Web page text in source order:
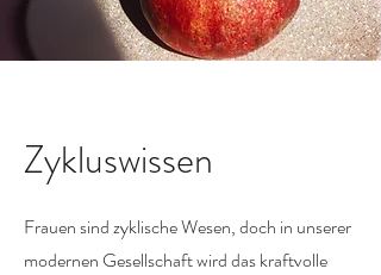
Zykluswissen
Frauen sind zyklische Wesen, doch in unserer
modernen Gesellschaft wird das kraftvolle